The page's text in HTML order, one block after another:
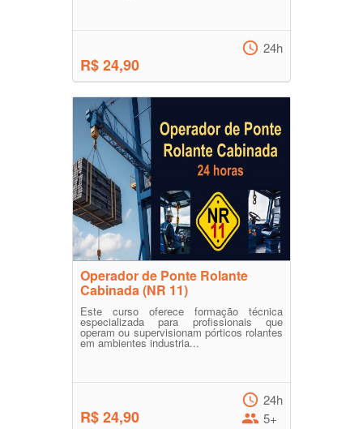
R$ 24,90
24h
Operador de Ponte Rolante
Cabinada (NR 11)
Este curso oferece formação técnica
especializada para profissionais que
operam ou supervisionam pórticos rolantes
em ambientes industria...
R$ 24,90
24h
5+